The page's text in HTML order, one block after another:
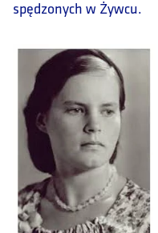
spędzonych w Żywcu.